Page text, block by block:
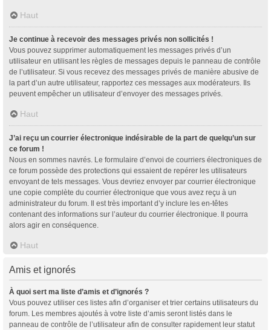
Haut
Je continue à recevoir des messages privés non sollicités !
Vous pouvez supprimer automatiquement les messages privés d’un
utilisateur en utilisant les règles de messages depuis le panneau de contrôle
de l’utilisateur. Si vous recevez des messages privés de manière abusive de
la part d’un autre utilisateur, rapportez ces messages aux modérateurs. Ils
peuvent empêcher un utilisateur d’envoyer des messages privés.
Haut
J’ai reçu un courrier électronique indésirable de la part de quelqu’un sur
ce forum !
Nous en sommes navrés. Le formulaire d’envoi de courriers électroniques de
ce forum possède des protections qui essaient de repérer les utilisateurs
envoyant de tels messages. Vous devriez envoyer par courrier électronique
une copie complète du courrier électronique que vous avez reçu à un
administrateur du forum. Il est très important d’y inclure les en-têtes
contenant des informations sur l’auteur du courrier électronique. Il pourra
alors agir en conséquence.
Haut
Amis et ignorés
À quoi sert ma liste d’amis et d’ignorés ?
Vous pouvez utiliser ces listes afin d’organiser et trier certains utilisateurs du
forum. Les membres ajoutés à votre liste d’amis seront listés dans le
panneau de contrôle de l’utilisateur afin de consulter rapidement leur statut